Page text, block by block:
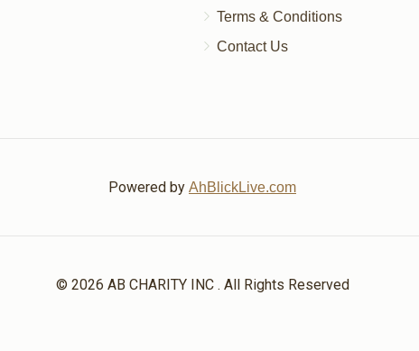
Terms & Conditions
Contact Us
Powered by AhBlickLive.com
© 2026 AB CHARITY INC . All Rights Reserved